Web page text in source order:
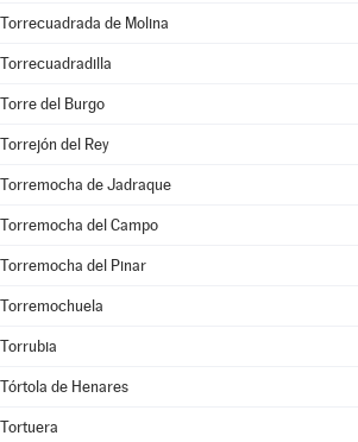
Torrecuadrada de Molina
Torrecuadradilla
Torre del Burgo
Torrejón del Rey
Torremocha de Jadraque
Torremocha del Campo
Torremocha del Pinar
Torremochuela
Torrubia
Tórtola de Henares
Tortuera